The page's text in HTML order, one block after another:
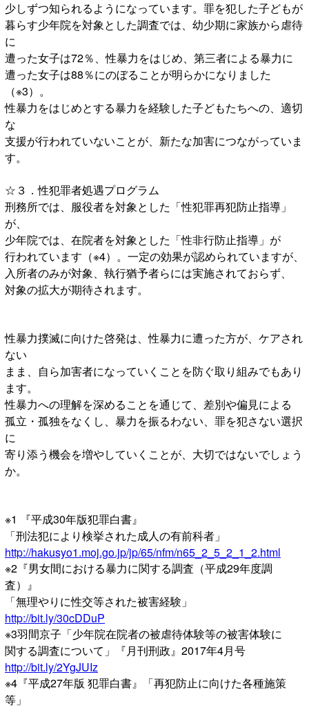
少しずつ知られるようになっています。罪を犯した子どもが
暮らす少年院を対象とした調査では、幼少期に家族から虐待
に
遭った女子は72％、性暴力をはじめ、第三者による暴力に
遭った女子は88％にのぼることが明らかになりました
（※3）。
性暴力をはじめとする暴力を経験した子どもたちへの、適切
な
支援が行われていないことが、新たな加害につながっていま
す。
☆３．性犯罪者処遇プログラム
刑務所では、服役者を対象とした「性犯罪再犯防止指導」
が、
少年院では、在院者を対象とした「性非行防止指導」が
行われています（※4）。一定の効果が認められていますが、
入所者のみが対象、執行猶予者らには実施されておらず、
対象の拡大が期待されます。
性暴力撲滅に向けた啓発は、性暴力に遭った方が、ケアされ
ない
まま、自ら加害者になっていくことを防ぐ取り組みでもあり
ます。
性暴力への理解を深めることを通じて、差別や偏見による
孤立・孤独をなくし、暴力を振るわない、罪を犯さない選択
に
寄り添う機会を増やしていくことが、大切ではないでしょう
か。
※1 『平成30年版犯罪白書』
「刑法犯により検挙された成人の有前科者」
http://hakusyo1.moj.go.jp/jp/65/nfm/n65_2_5_2_1_2.html
※2『男女間における暴力に関する調査（平成29年度調
査）』
「無理やりに性交等された被害経験」
http://bit.ly/30cDDuP
※3羽間京子「少年院在院者の被虐待体験等の被害体験に
関する調査について」『月刊刑政』2017年4月号
http://bit.ly/2YgJUIz
※4『平成27年版 犯罪白書』「再犯防止に向けた各種施策
等」